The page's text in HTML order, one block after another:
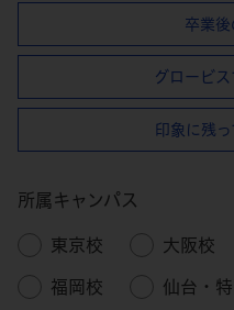
卒業後
グロービス
印象に残
所属キャンパス
東京校 大阪校
福岡校 仙台・